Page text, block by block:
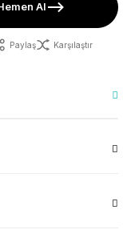
Al
Paylaş Karşılaştır